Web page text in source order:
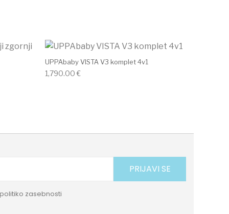
UPPAbaby VISTA V3 komplet 4v1
1,790.00€
PRIJAVI SE
politiko zasebnosti